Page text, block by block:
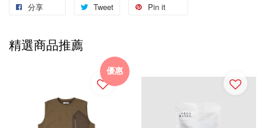
分享 Tweet Pin it
精選商品推薦
優惠